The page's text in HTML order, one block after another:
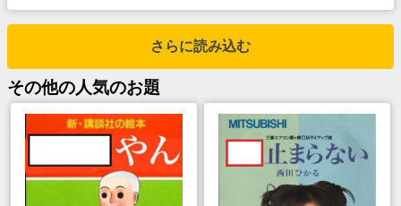
さらに読み込む
その他の人気のお題